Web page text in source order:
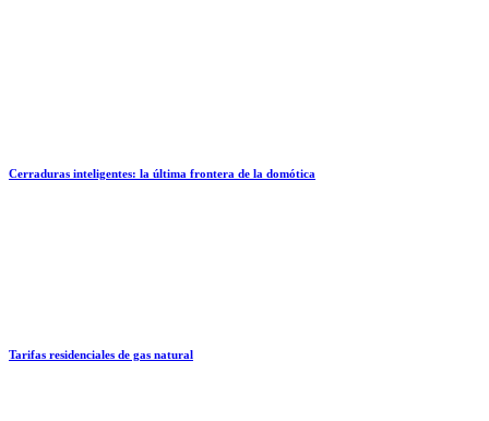
Cerraduras inteligentes: la última frontera de la domótica
Tarifas residenciales de gas natural